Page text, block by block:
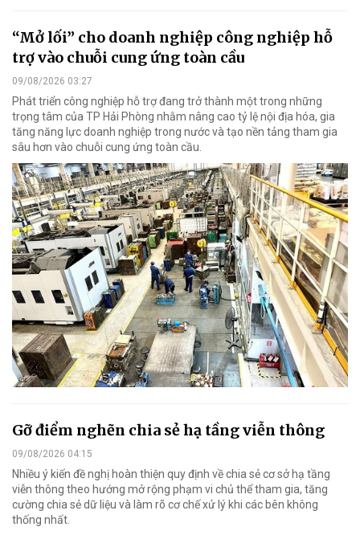
“Mở lối” cho doanh nghiệp công nghiệp hỗ
trợ vào chuỗi cung ứng toàn cầu
09/08/2026 03:27
Phát triển công nghiệp hỗ trợ đang trở thành một trong những
trọng tâm của TP Hải Phòng nhằm nâng cao tỷ lệ nội địa hóa, gia
tăng năng lực doanh nghiệp trong nước và tạo nền tảng tham gia
sâu hơn vào chuỗi cung ứng toàn cầu.
Gỡ điểm nghẽn chia sẻ hạ tầng viễn thông
09/08/2026 04:15
Nhiều ý kiến đề nghị hoàn thiện quy định về chia sẻ cơ sở hạ tầng
viễn thông theo hướng mở rộng phạm vi chủ thể tham gia, tăng
cường chia sẻ dữ liệu và làm rõ cơ chế xử lý khi các bên không
thống nhất.